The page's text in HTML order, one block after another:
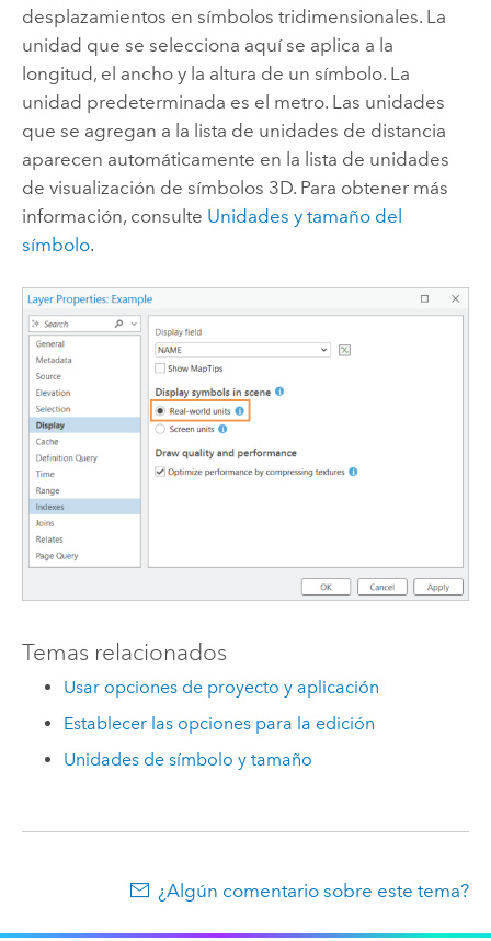
desplazamientos en símbolos tridimensionales. La
unidad que se selecciona aquí se aplica a la
longitud, el ancho y la altura de un símbolo. La
unidad predeterminada es el metro. Las unidades
que se agregan a la lista de unidades de distancia
aparecen automáticamente en la lista de unidades
de visualización de símbolos 3D. Para obtener más
información, consulte Unidades y tamaño del
símbolo.
Temas relacionados
Usar opciones de proyecto y aplicación
Establecer las opciones para la edición
Unidades de símbolo y tamaño
¿Algún comentario sobre este tema?